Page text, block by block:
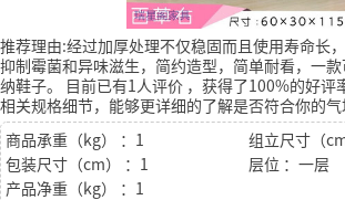
推荐理由:经过加厚处理不仅稳固而且使用寿命长
抑制霉菌和异味滋生，简约造型，简单耐看，一
纳鞋子。
目前已有1人评价 ，获得了100%的好评
相关规格细节，能够更详细的了解是否符合你的气
商品承重（kg） ：1
组立尺寸（
包装尺寸（cm） ：1
层位 ：一层
产品净重（kg） ：1